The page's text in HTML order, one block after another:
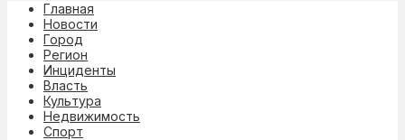
Главная
Новости
Город
Регион
Инциденты
Власть
Культура
Недвижимость
Спорт